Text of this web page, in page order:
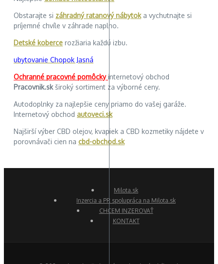
Obstarajte si záhradný ratanový nábytoka vychutnajte si
príjemné chvíle v záhrade naplno.
Detské koberce rozžiaria každú izbu.
ubytovanie Chopok Jasná
Ochranné pracovné pomôckyinternetový obchod
Pracovnik.skširoký sortiment za výborné ceny.
Autodoplnky za najlepšie ceny priamo do vašej garáže.
Internetový obchod autoveci.sk
Najširší výber CBD olejov, kvapiek a CBD kozmetiky nájdete v
porovnávači cien na cbd-obchod.sk
Milota.sk
Inzercia a PR spolupráca na Milota.sk
CHCEM INZEROVAŤ
KONTAKT